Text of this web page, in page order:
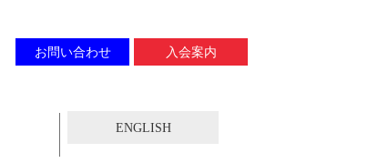
お問い合わせ 入会案内
ENGLISH